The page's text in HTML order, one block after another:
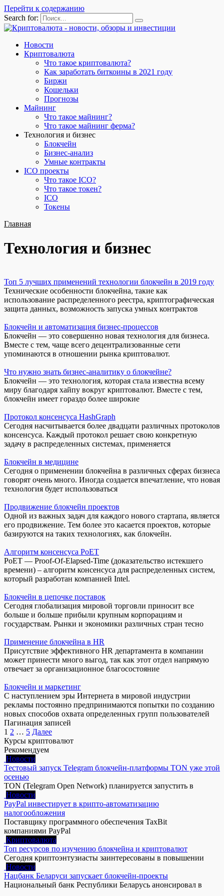
Перейти к содержанию
Search for:
Новости
Криптовалюта
Что такое криптовалюта?
Как заработать биткоины в 2021 году
Биржи
Кошельки
Прогнозы
Майнинг
Что такое майнинг?
Что такое майнинг ферма?
Технология и бизнес
Блокчейн
Бизнес-анализ
Умные контракты
ICO проекты
Что такое ICO?
Что такое токен?
ICO
Токены
Главная
Технология и бизнес
Топ 5 лучших применений технологии блокчейн в 2019 году
Технические особенности блокчейна, такие как
использование распределенного реестра, криптографическая
защита данных, возможность запуска умных контрактов
Блокчейн и автоматизация бизнес-процессов
Блокчейн — это совершенно новая технология для бизнеса.
Вместе с тем, чаще всего децентрализованные сети
упоминаются в отношении рынка криптовалют.
Что нужно знать бизнес-аналитику о блокчейне?
Блокчейн — это технология, которая стала известна всему
миру благодаря хайпу вокруг криптовалют. Вместе с тем,
блокчейн имеет гораздо более широкие
Протокол консенсуса HashGraph
Сегодня насчитывается более двадцати различных протоколов
консенсуса. Каждый протокол решает свою конкретную
задачу в распределенных системах, применяется
Блокчейн в медицине
Сегодня о применении блокчейна в различных сферах бизнеса
говорят очень много. Иногда создается впечатление, что новая
технология будет использоваться
Продвижение блокчейн проектов
Одной из важных задач для каждого нового стартапа, является
его продвижение. Тем более это касается проектов, которые
базируются на таких технологиях, как блокчейн.
Алгоритм консенсуса PoET
PoET — Proof-Of-Elapsed-Time (доказательство истекшего
времени) – алгоритм консенсуса для распределенных систем,
который разработан компанией Intel.
Блокчейн в цепочке поставок
Сегодня глобализация мировой торговли приносит все
больше и больше прибыли крупным корпорациям и
государствам. Рынки и экономики различных стран тесно
Применение блокчейна в HR
Присутствие эффективного HR департамента в компании
может принести много выгод, так как этот отдел напрямую
отвечает за организационное благосостояние
Блокчейн и маркетинг
С наступлением эры Интернета в мировой индустрии
рекламы постоянно предпринимаются попытки по созданию
новых способов охвата определенных групп пользователей
Пагинация записей
1 2 … 5 Далее
Курсы криптовалют
Рекомендуем
Новости
Тестовый запуск Telegram блокчейн-платформы TON уже этой
осенью
TON (Telegram Open Network) планируется запустить в
Новости
PayPal инвестирует в крипто-автоматизацию
налогообложения
Поставщику программного обеспечения TaxBit
компаниями PayPal
Криптовалюта
Топ ресурсов по изучению блокчейна и криптовалют
Сегодня криптоэнтузиасты заинтересованы в повышении
Новости
Нацбанк Беларуси запускает блокчейн-проекты
Национальный банк Республики Беларусь анонсировал в